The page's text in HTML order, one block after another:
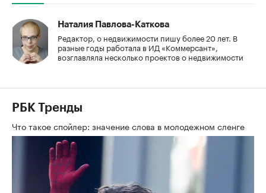
Наталия Павлова-Каткова
Редактор, о недвижимости пишу более 20 лет. В
разные годы работала в ИД «Коммерсант»,
возглавляла несколько проектов о недвижимости
РБК Тренды
Что такое спойлер: значение слова в молодежном сленге